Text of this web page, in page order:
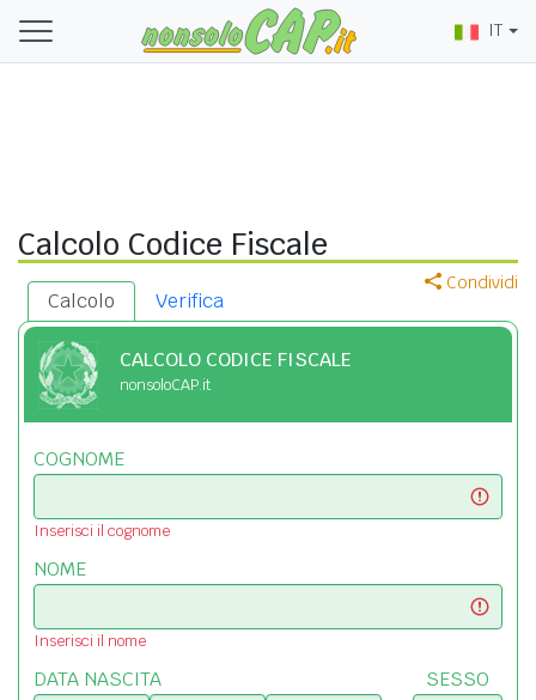
IT
Calcolo Codice Fiscale
Condividi
Calcolo Verifica
CALCOLO CODICE FISCALE
nonsoloCAP.it
COGNOME
Inserisci il cognome
NOME
Inserisci il nome
DATA NASCITA SESSO